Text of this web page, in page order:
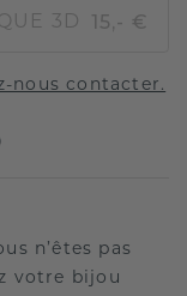
3D 15,- €
nous contacter.
n’êtes pas
votre bijou